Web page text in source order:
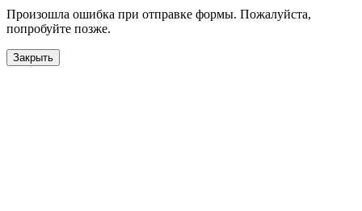
Произошла ошибка при отправке формы. Пожалуйста,
попробуйте позже.
Закрыть